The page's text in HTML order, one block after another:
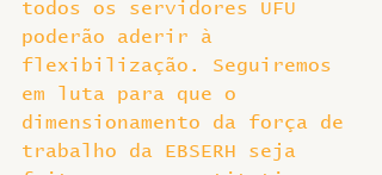
todos os servidores UFU
poderão aderir à
flexibilização. Seguiremos
em luta para que o
dimensionamento da força de
trabalho da EBSERH seja